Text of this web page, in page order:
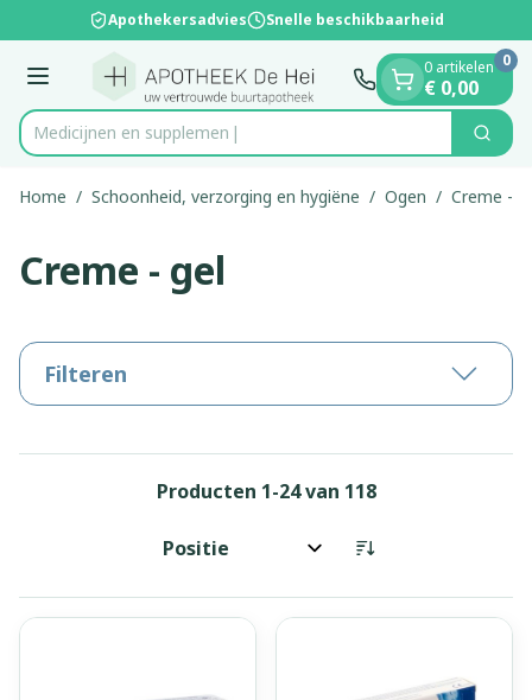
Ga naar de inhoud
1 van 1 Apothekersadvies Snelle beschikbaarheid
Menu
Product, merk, categorie...
Medi Zoek
0 artikelen
€ 0,00
0
Home / Schoonheid, verzorging en hygiëne / Ogen / Creme -
Creme - gel
Filteren
Producten 1-24van 118
Sorteer op: